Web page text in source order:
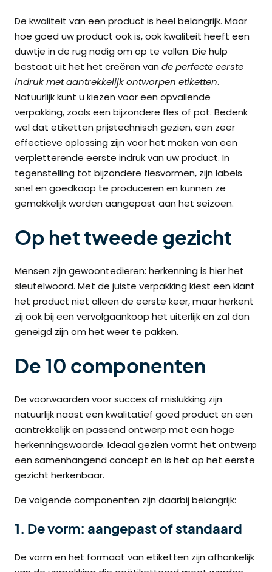
De kwaliteit van een product is heel belangrijk. Maar
hoe goed uw product ook is, ook kwaliteit heeft een
duwtje in de rug nodig om op te vallen. Die hulp
bestaat uit het het creëren van de perfecte eerste
indrukmet aantrekkelijk ontworpen etiketten.
Natuurlijk kunt u kiezen voor een opvallende
verpakking, zoals een bijzondere fles of pot. Bedenk
wel dat etiketten prijstechnisch gezien, een zeer
effectieve oplossing zijn voor het maken van een
verpletterende eerste indruk van uw product. In
tegenstelling tot bijzondere flesvormen, zijn labels
snel en goedkoop te produceren en kunnen ze
gemakkelijk worden aangepast aan het seizoen.
Op het tweede gezicht
Mensen zijn gewoontedieren: herkenning is hier het
sleutelwoord. Met de juiste verpakking kiest een klant
het product niet alleen de eerste keer, maar herkent
zij ook bij een vervolgaankoop het uiterlijk en zal dan
geneigd zijn om het weer te pakken.
De 10 componenten
De voorwaarden voor succes of mislukking zijn
natuurlijk naast een kwalitatief goed product en een
aantrekkelijk en passend ontwerp met een hoge
herkenningswaarde. Ideaal gezien vormt het ontwerp
een samenhangend concept en is het op het eerste
gezicht herkenbaar.
De volgende componenten zijn daarbij belangrijk:
1. De vorm: aangepast of standaard
De vorm en het formaat van etiketten zijn afhankelijk